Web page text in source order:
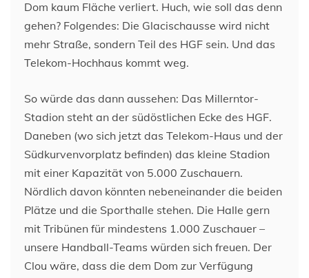
Dom kaum Fläche verliert. Huch, wie soll das denn
gehen? Folgendes: Die Glacischausse wird nicht
mehr Straße, sondern Teil des HGF sein. Und das
Telekom-Hochhaus kommt weg.
So würde das dann aussehen: Das Millerntor-
Stadion steht an der südöstlichen Ecke des HGF.
Daneben (wo sich jetzt das Telekom-Haus und der
Südkurvenvorplatz befinden) das kleine Stadion
mit einer Kapazität von 5.000 Zuschauern.
Nördlich davon könnten nebeneinander die beiden
Plätze und die Sporthalle stehen. Die Halle gern
mit Tribünen für mindestens 1.000 Zuschauer –
unsere Handball-Teams würden sich freuen. Der
Clou wäre, dass die dem Dom zur Verfügung